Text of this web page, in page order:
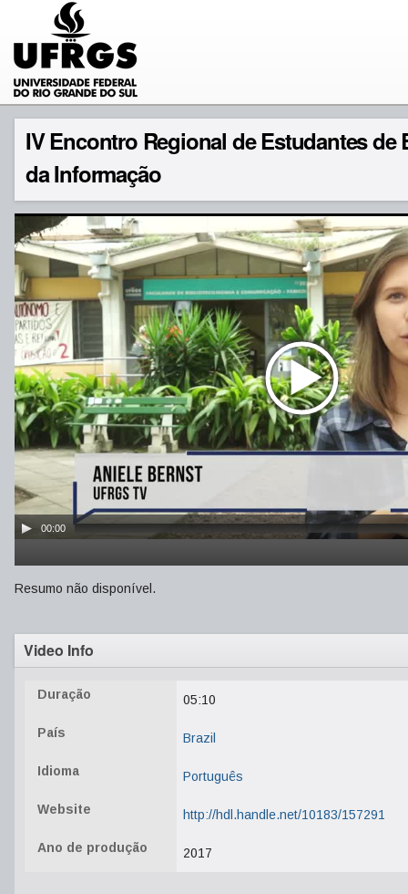
IV Encontro Regional de Estudantes
da Informação
00:00
Resumo não disponível.
Video Info
Duração 05:10
País Brazil
Idioma Português
Website http://hdl.handle.net/10183/157291
Ano de produção 2017